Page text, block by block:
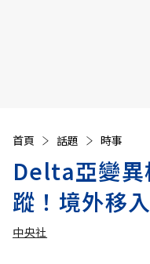
首頁 話題 時事
Delta亞變異
蹤！境外移
中央社